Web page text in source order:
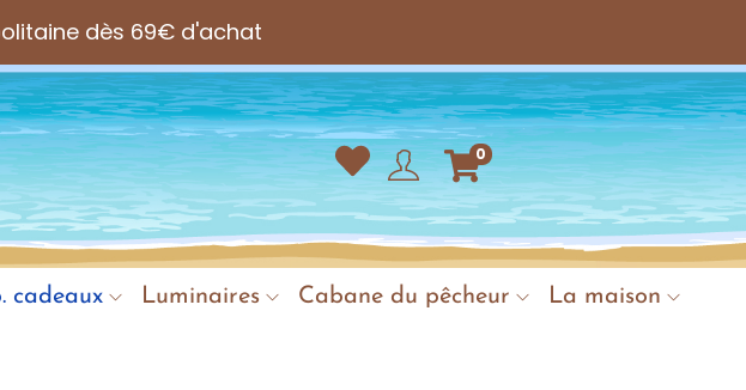
dès 69€ d'achat
0
cadeaux Luminaires Cabane du pêcheur
La maison